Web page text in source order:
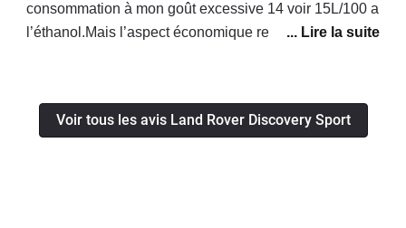
consommation à mon goût excessive 14 voir 15L/100 a
l’éthanol.Mais l’aspect économique reste encore bon
et livré en février 2023.Un concessionnaire à Toulouse
(au top) qui a joué le jeux et m’a prêté un véhicule
Voir tous les avis Land Rover Discovery Sport